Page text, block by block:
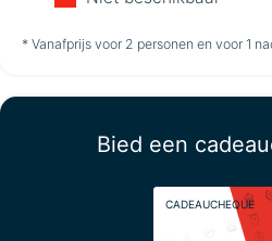
beschikbaar
beschikbaar
14-8
niet
beschikbaar
* Vanafprijs voor 2 personen en voor 1
Bied een
CADEAUCHEQUE